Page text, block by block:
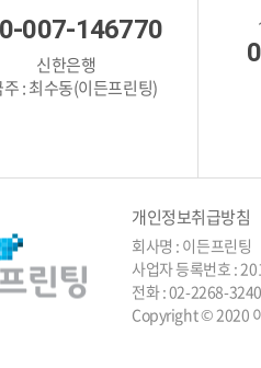
007-146770
신한은행
주 : 최수동(이든프린팅)
개인정보취급방침
회사명 : 이든프린
사업자 등록번호 :
전화 : 02-2268-
Copyright © 2020